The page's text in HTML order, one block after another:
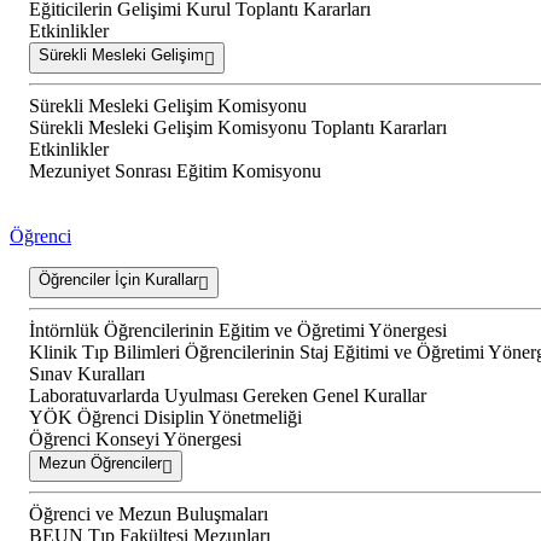
Eğiticilerin Gelişimi Kurul Toplantı Kararları
Etkinlikler
Sürekli Mesleki Gelişim
Sürekli Mesleki Gelişim Komisyonu
Sürekli Mesleki Gelişim Komisyonu Toplantı Kararları
Etkinlikler
Mezuniyet Sonrası Eğitim Komisyonu
Öğrenci
Öğrenciler İçin Kurallar
İntörnlük Öğrencilerinin Eğitim ve Öğretimi Yönergesi
Klinik Tıp Bilimleri Öğrencilerinin Staj Eğitimi ve Öğretimi
Sınav Kuralları
Laboratuvarlarda Uyulması Gereken Genel Kurallar
YÖK Öğrenci Disiplin Yönetmeliği
Öğrenci Konseyi Yönergesi
Mezun Öğrenciler
Öğrenci ve Mezun Buluşmaları
BEUN Tıp Fakültesi Mezunları